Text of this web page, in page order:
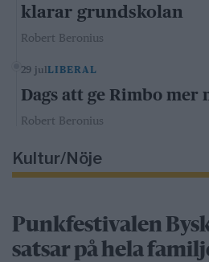
klarar grundskolan
Robert Beronius
29 julLIBERAL
Dags att ge Rimbo mer
Robert Beronius
Kultur/Nöje
Punkfestivalen
satsar på hela